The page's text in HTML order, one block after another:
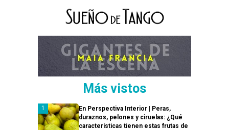
Más vistos
En Perspectiva Interior | Peras,
duraznos, pelones y ciruelas: ¿Qué
características tienen estas frutas de